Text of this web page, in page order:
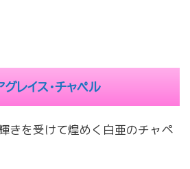
グレイス・チャペル
きを受けて煌めく白亜のチャペ